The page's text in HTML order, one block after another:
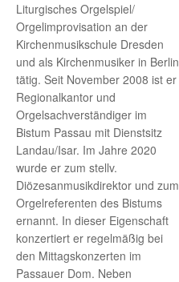
Liturgisches Orgelspiel/
Orgelimprovisation an der
Kirchenmusikschule Dresden
und als Kirchenmusiker in Berlin
tätig. Seit November 2008 ist er
Regionalkantor und
Orgelsachverständiger im
Bistum Passau mit Dienstsitz
Landau/Isar. Im Jahre 2020
wurde er zum stellv.
Diözesanmusikdirektor und zum
Orgelreferenten des Bistums
ernannt. In dieser Eigenschaft
konzertiert er regelmäßig bei
den Mittagskonzerten im
Passauer Dom. Neben